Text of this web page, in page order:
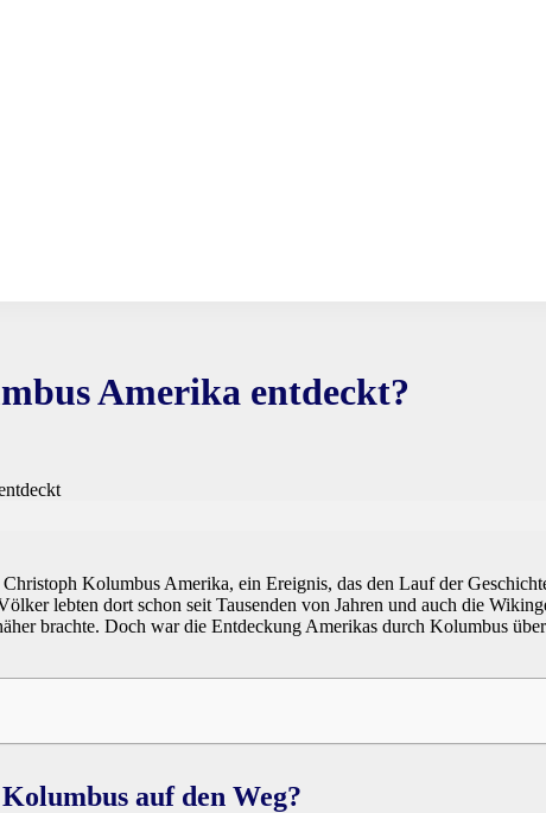
Amerika entdeckt?
Christoph Kolumbus Amerika, ein Ereignis, das den Lauf der
lebten dort schon seit Tausenden von Jahren und auch die
brachte. Doch war die Entdeckung Amerikas durch Kolumbus
auf den Weg?